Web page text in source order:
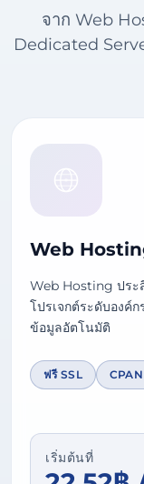
จาก Web
Dedicated
Web
Web Hosting ประ
โปรเจกต์ระดับองค์
ข้อมูลอัตโนมัติ
ฟรี SSL
เริ่มต้นที่